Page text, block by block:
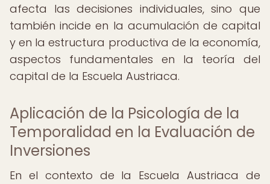
afecta las decisiones individuales, sino que
también incide en la acumulación de capital
y en la estructura productiva de la economía,
aspectos fundamentales en la teoría del
capital de la Escuela Austriaca.
Aplicación de la Psicología de la
Temporalidad en la Evaluación de
Inversiones
En el contexto de la Escuela Austriaca de